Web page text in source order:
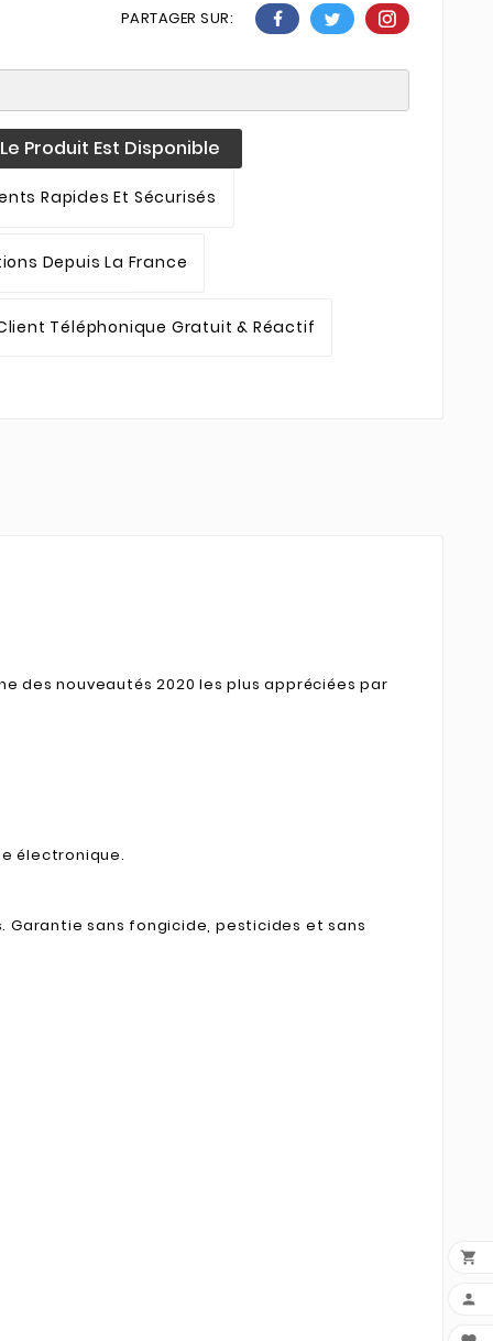
PARTAGER SUR:
Produit Est Disponible
Rapides Et Sécurisés
Depuis La France
Téléphonique Gratuit & Réactif
des nouveautés 2020 les plus appréciées par
électronique.
sans fongicide, pesticides et sans

